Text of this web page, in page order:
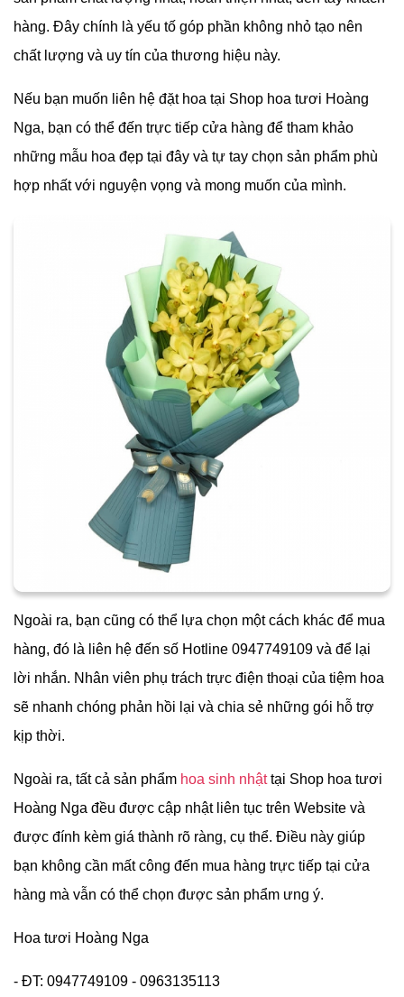
hàng. Đây chính là yếu tố góp phần không nhỏ tạo nên
chất lượng và uy tín của thương hiệu này.
Nếu bạn muốn liên hệ đặt hoa tại Shop hoa tươi Hoàng
Nga, bạn có thể đến trực tiếp cửa hàng để tham khảo
những mẫu hoa đẹp tại đây và tự tay chọn sản phẩm phù
hợp nhất với nguyện vọng và mong muốn của mình.
Ngoài ra, bạn cũng có thể lựa chọn một cách khác để mua
hàng, đó là liên hệ đến số Hotline 0947749109 và để lại
lời nhắn. Nhân viên phụ trách trực điện thoại của tiệm hoa
sẽ nhanh chóng phản hồi lại và chia sẻ những gói hỗ trợ
kịp thời.
Ngoài ra, tất cả sản phẩm hoa sinh nhậttại Shop hoa tươi
Hoàng Nga đều được cập nhật liên tục trên Website và
được đính kèm giá thành rõ ràng, cụ thể. Điều này giúp
bạn không cần mất công đến mua hàng trực tiếp tại cửa
hàng mà vẫn có thể chọn được sản phẩm ưng ý.
Hoa tươi Hoàng Nga
- ĐT: 0947749109 - 0963135113